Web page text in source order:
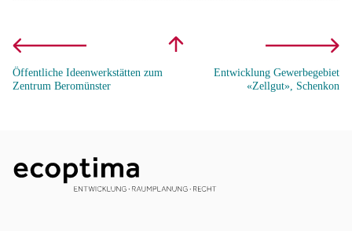
Öffentliche Ideenwerkstätten zum
Zentrum Beromünster
Entwicklung Gewerbegebiet
«Zellgut», Schenkon